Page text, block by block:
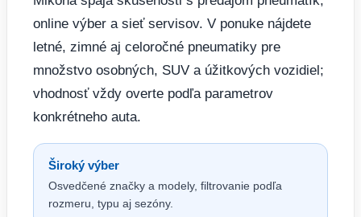
online výber a sieť servisov. V ponuke nájdete
letné, zimné aj celoročné pneumatiky pre
množstvo osobných, SUV a úžitkových vozidiel;
vhodnosť vždy overte podľa parametrov
konkrétneho auta.
Široký výber
Osvedčené značky a modely, filtrovanie podľa
rozmeru, typu aj sezóny.